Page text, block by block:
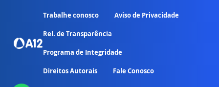
Trabalhe conosco Aviso de Privacidade
Rel. de Transparência
Programa de Integridade
Direitos Autorais Fale Conosco